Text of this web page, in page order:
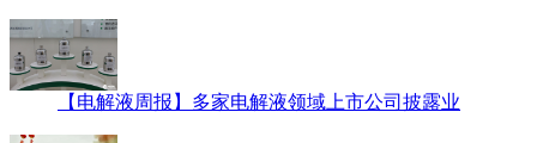
【电解液周报】多家电解液领域上市公司披露业